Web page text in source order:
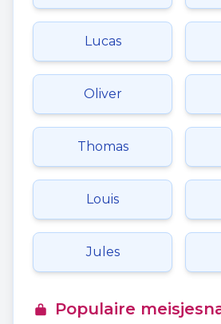
Lucas
Oliver
Thomas
Louis
Jules
Populaire